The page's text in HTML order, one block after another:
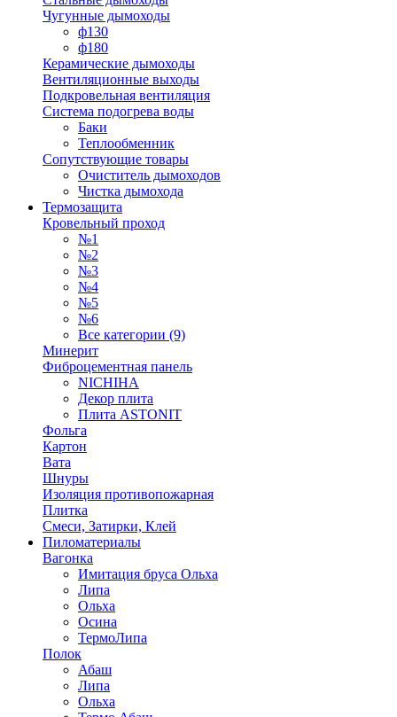
Чугунные дымоходы
ф130
ф180
Керамические дымоходы
Вентиляционные выходы
Подкровельная вентиляция
Система подогрева воды
Баки
Теплообменник
Сопутствующие товары
Очиститель дымоходов
Чистка дымохода
Термозащита
Кровельный проход
№1
№2
№3
№4
№5
№6
Все категории (9)
Минерит
Фиброцементная панель
NICHIHA
Декор плита
Плита ASTONIT
Фольга
Картон
Вата
Шнуры
Изоляция противопожарная
Плитка
Смеси, Затирки, Клей
Пиломатериалы
Вагонка
Имитация бруса Ольха
Липа
Ольха
Осина
ТермоЛипа
Полок
Абаш
Липа
Ольха